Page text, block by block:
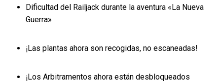
Dificultad del Railjack durante la aventura «La Nueva
Guerra»
¡Las plantas ahora son recogidas, no escaneadas!
¡Los Arbitramentos ahora están desbloqueados